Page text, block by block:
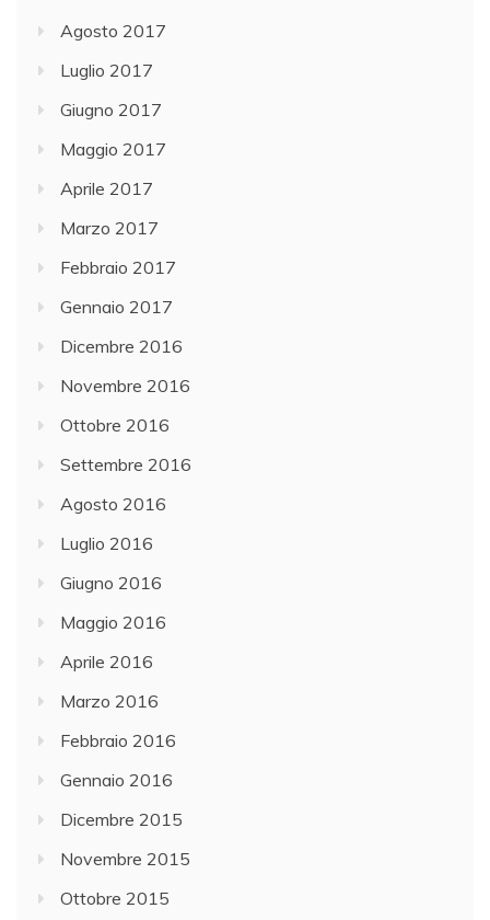
Agosto 2017
Luglio 2017
Giugno 2017
Maggio 2017
Aprile 2017
Marzo 2017
Febbraio 2017
Gennaio 2017
Dicembre 2016
Novembre 2016
Ottobre 2016
Settembre 2016
Agosto 2016
Luglio 2016
Giugno 2016
Maggio 2016
Aprile 2016
Marzo 2016
Febbraio 2016
Gennaio 2016
Dicembre 2015
Novembre 2015
Ottobre 2015